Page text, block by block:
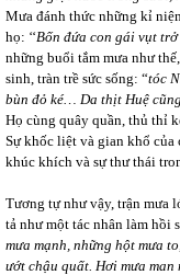
Mưa đánh thức những kỉ
họ: ‘‘Bốn đứa con gái vụt
những buổi tắm mưa như
sinh, tràn trề sức sống: “tóc
bùn đỏ ké… Da thịt Huệ
Họ cùng quây quần, thủ thỉ
Sự khốc liệt và gian khổ
khúc khích và sự thư thái
Tương tự như vậy, trận mưa
tả như một tác nhân làm hồi
mưa mạnh, những hột mưa
ướt chậu quất. Hơi mưa